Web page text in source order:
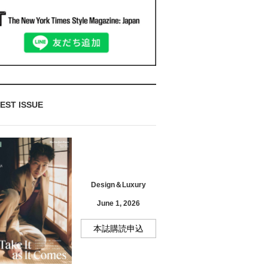
ISSUE
Design＆Luxury
June 1, 2026
本誌購読申込